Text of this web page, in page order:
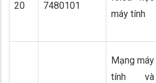
20 7480101
máy tính
Mạng máy
tính và